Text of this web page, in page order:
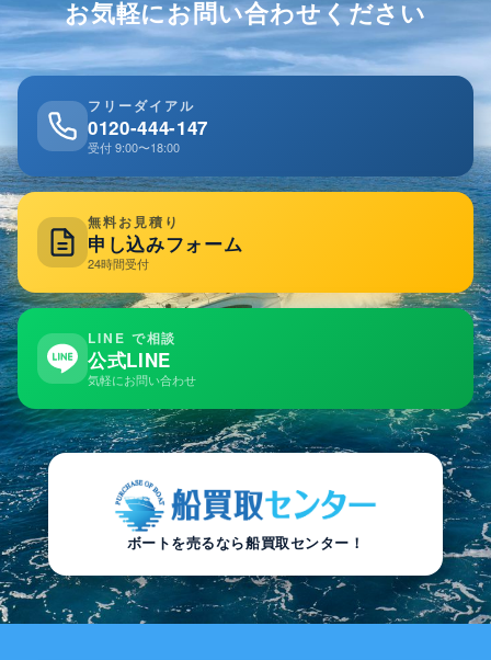
お気軽にお問い合わせください
フリーダイアル
0120-444-147
受付 9:00〜18:00
無料お見積り
申し込みフォーム
24時間受付
LINE で相談
公式LINE
気軽にお問い合わせ
ボートを売るなら船買取センター！